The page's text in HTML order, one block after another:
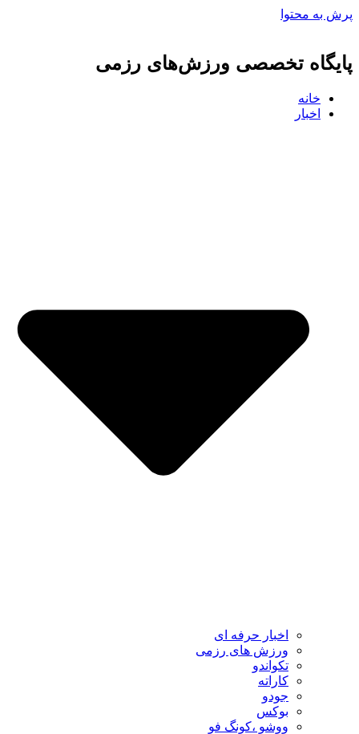
پرش به محتوا
پایگاه تخصصی ورزش‌های رزمی
خانه
اخبار
اخبار حرفه ای
ورزش های رزمی
تکواندو
کاراته
جودو
بوکس
ووشو ،کونگ فو